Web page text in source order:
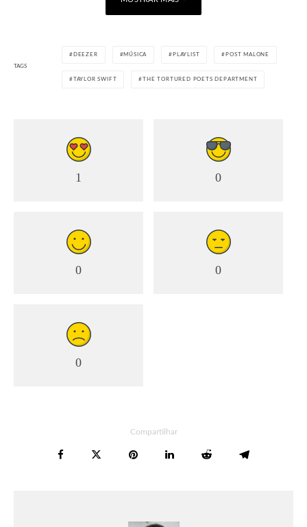
TAGS
DEEZER MÚSICA PLAYLIST POST MALONE
TAYLOR SWIFT THE TORTURED POETS DEPARTMENT
1 0
0 0
0
Compartilhar